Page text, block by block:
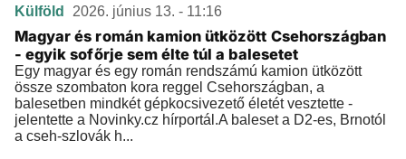
Külföld 2026. június 13. - 11:16
Magyar és román kamion ütközött Csehországban
- egyik sofőrje sem élte túl a balesetet
Egy magyar és egy román rendszámú kamion ütközött
össze szombaton kora reggel Csehországban, a
balesetben mindkét gépkocsivezető életét vesztette -
jelentette a Novinky.cz hírportál.A baleset a D2-es, Brnotól
a cseh-szlovák h...